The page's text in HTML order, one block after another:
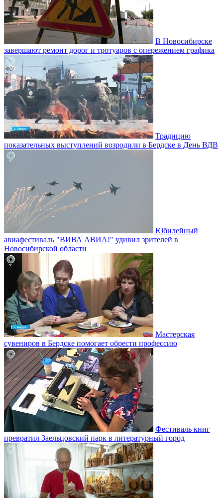
В Новосибирске
завершают ремонт дорог и тротуаров с опережением графика
Традицию
показательных выступлений возродили в Бердске в День ВДВ
Юбилейный
авиафестиваль "ВИВА АВИА!" удивил зрителей в
Новосибирской области
Мастерская
сувениров в Бердске помогает обрести профессию
Фестиваль книг
превратил Заельцовский парк в литературный город